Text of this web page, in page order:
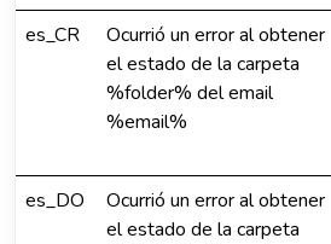
es_CR
Ocurrió un error al obtener
el estado de la carpeta
%folder% del email
%email%
es_DO
Ocurrió un error al obtener
el estado de la carpeta